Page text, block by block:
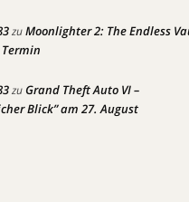
zuMoonlighter 2: The Endless
zuGrand Theft Auto VI –
Blick” am 27. August